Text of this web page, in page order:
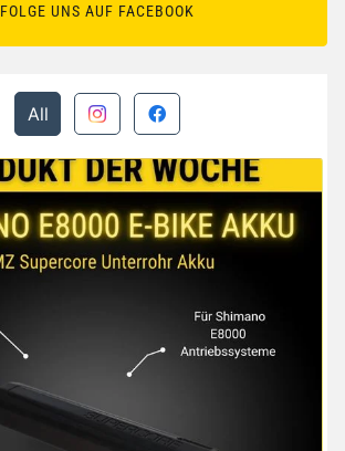
FOLGE UNS AUF FACEBOOK